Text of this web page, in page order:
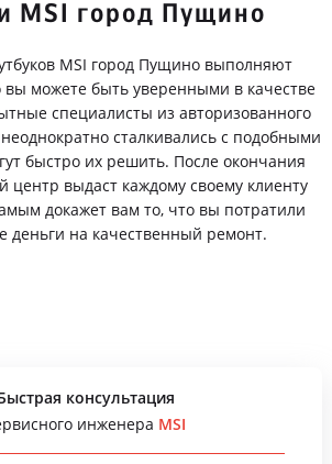
MSI город Пущино
MSI город Пущино выполняют
вы можете быть уверенными в качестве
специалисты из авторизованного
сталкивались с подобными
быстро их решить. После окончания
центр выдаст каждому своему клиенту
докажет вам то, что вы потратили
деньги на качественный ремонт.
консультация
инженера MSI